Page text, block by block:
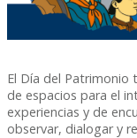
El Día del Patrimonio
de espacios para el
experiencias y de
observar, dialogar y